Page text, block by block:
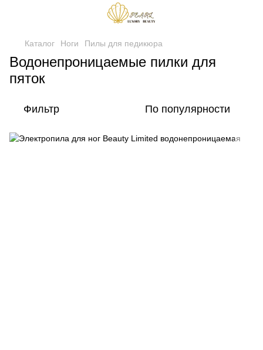
Каталог Ноги Пилы для педикюра
Водонепроницаемые пилки для
пяток
Фильтр По популярности